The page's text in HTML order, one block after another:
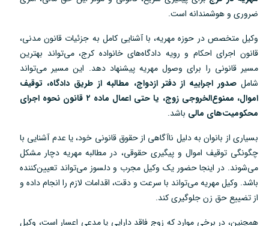
ضروری و هوشمندانه است.
وکیل متخصص در حوزه مهریه، با آشنایی کامل به جزئیات قانون مدنی،
قانون اجرای احکام و رویه دادگاه‌های خانواده کرج، می‌تواند بهترین
مسیر قانونی را برای وصول مهریه پیشنهاد دهد. این مسیر می‌تواند
شاملصدور اجراییه از دفتر ازدواج، مطالبه از طریق دادگاه، توقیف
اموال، ممنوع‌الخروجی زوج، یا حتی اعمال ماده ۲ قانون نحوه اجرای
محکومیت‌های مالی باشد.
بسیاری از بانوان به دلیل ناآگاهی از حقوق قانونی خود، یا عدم آشنایی با
چگونگی توقیف اموال و پیگیری حقوقی، در مطالبه مهریه دچار مشکل
می‌شوند. در اینجا حضور یک وکیل مجرب و دلسوز می‌تواند تعیین‌کننده
باشد. وکیل مهریه می‌تواند با سرعت و دقت، اقدامات لازم را انجام داده و
از تضییع حق زن جلوگیری کند.
همچنین، در برخی موارد که زوج فاقد دارایی یا مدعی اعسار است، وکیل